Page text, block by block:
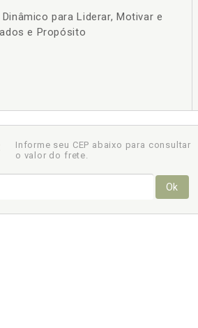
para Liderar, Motivar e
e Propósito
Informe seu CEP abaixo para consultar
o valor do frete.
Ok